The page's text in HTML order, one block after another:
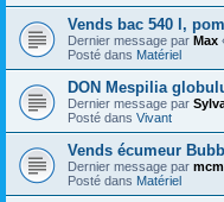
Vends bac 540 l,
Dernier message par Max
Posté dans Matériel
DON Mespilia
Dernier message par
Posté dans Vivant
Vends écumeur
Dernier message par
Posté dans Matériel